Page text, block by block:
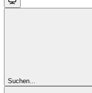
Suchen...